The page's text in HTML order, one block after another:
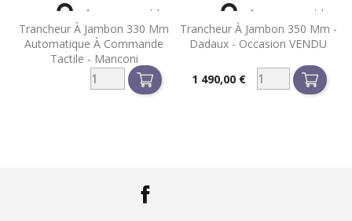
Trancheur À Jambon 330 Mm
Automatique À Commande
Tactile - Manconi
 Aperçu rapide
Trancheur À Jambon 350 Mm -
Dadaux - Occasion VENDU
Prix1 490,00 €
 Aperçu rapide